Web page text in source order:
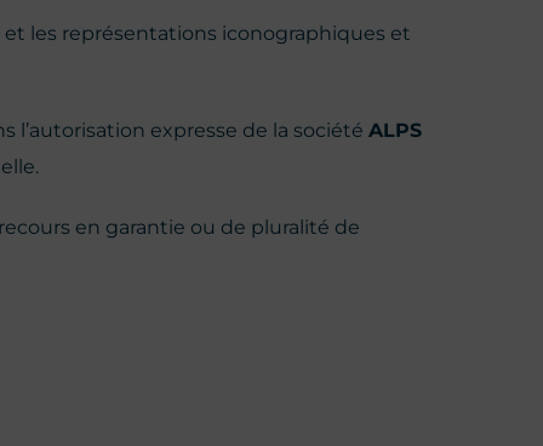
les représentations iconographiques et
expresse de la société ALPS
en garantie ou de pluralité de